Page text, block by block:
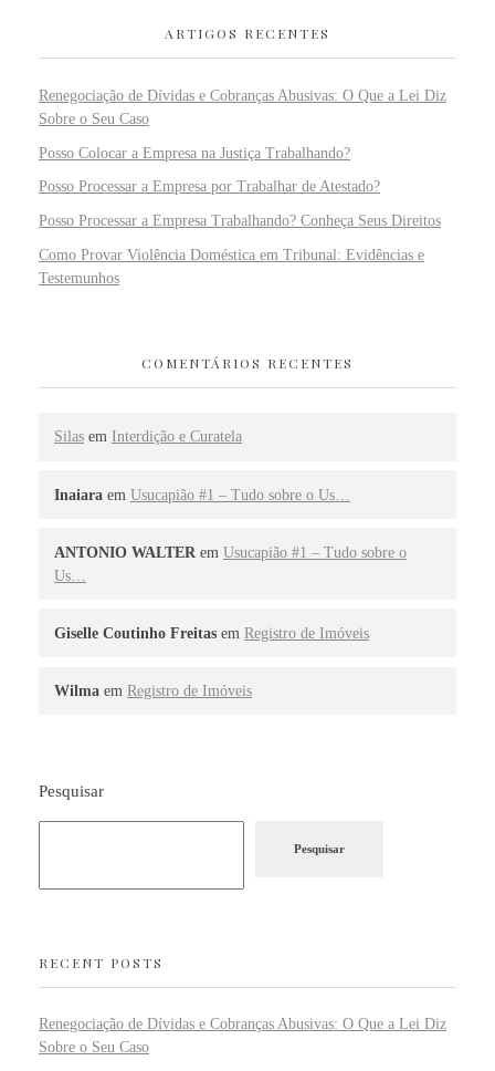
ARTIGOS RECENTES
Renegociação de Dívidas e Cobranças Abusivas: O Que a Lei Diz
Sobre o Seu Caso
Posso Colocar a Empresa na Justiça Trabalhando?
Posso Processar a Empresa por Trabalhar de Atestado?
Posso Processar a Empresa Trabalhando? Conheça Seus Direitos
Como Provar Violência Doméstica em Tribunal: Evidências e
Testemunhos
COMENTÁRIOS RECENTES
Silas em Interdição e Curatela
Inaiara em Usucapião #1 – Tudo sobre o Us…
ANTONIO WALTER em Usucapião #1 – Tudo sobre o
Us…
Giselle Coutinho Freitas em Registro de Imóveis
Wilma em Registro de Imóveis
Pesquisar
Pesquisar
RECENT POSTS
Renegociação de Dívidas e Cobranças Abusivas: O Que a Lei Diz
Sobre o Seu Caso